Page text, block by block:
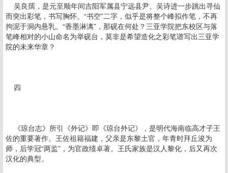
吴良孺，是元至顺年间吉阳军属县宁远县尹。吴诗进一步跳出寻仙
而突出彩笔，书写胸怀。“书空”二字，似乎是将整个峰拟作笔，不再
拘泥于洞内悬乳。“香墨淋漓”，那砚在何处？三亚学院把东校区与落
笔峰相对的小山命名为举砚台，莫非是希望造化之彩笔谱写出三亚学
院的未来华章？
四
《琼台志》所引《外记》即《琼台外记》，是明代海南临高才子王
佐的重要著作。王佐祖籍福建，父亲是东黎土官，年青时拜丘浚为
师，后学冠“两监”，为官政绩卓著。王氏家族是汉人黎化，后又再次
汉化的典型。